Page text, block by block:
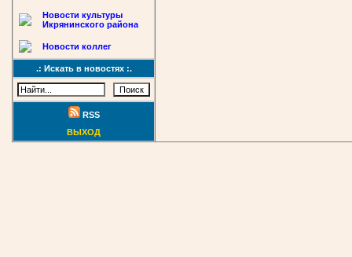
Новости культуры
Икрянинского района
Новости коллег
.: Искать в новостях :.
RSS
ВЫХОД